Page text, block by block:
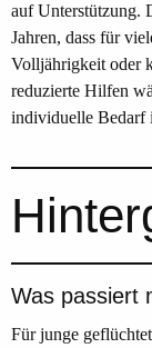
auf Unterstützung.
Jahren, dass für
Volljährigkeit oder
reduzierte Hilfen
individuelle Bedarf
Was passiert
Für junge